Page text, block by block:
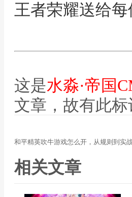
王者荣耀送给
这是水淼·帝国
文章，故有此标
和平精英吹牛游戏怎么开，从规则到实
相关文章